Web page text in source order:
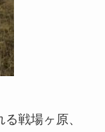
戦場ヶ原、